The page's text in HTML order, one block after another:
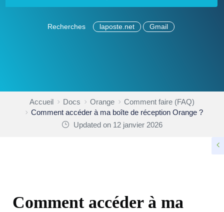
Recherches laposte.net Gmail
Accueil Docs Orange
Comment faire (FAQ)
Comment accéder à ma boîte de réception Orange ?
Updated on 12 janvier 2026
Comment accéder à ma